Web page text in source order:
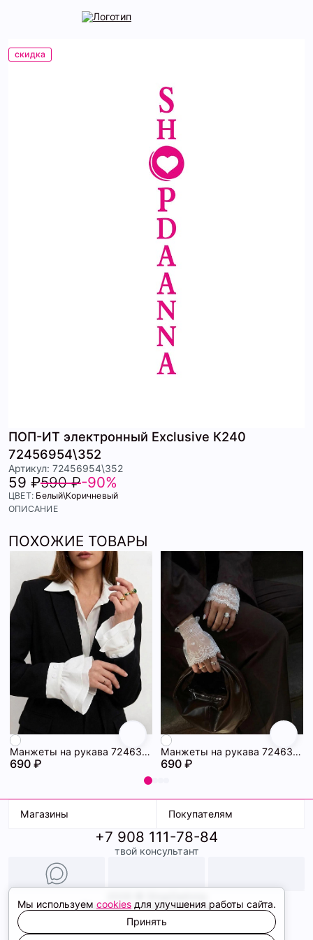
скидка
ПОП-ИТ электронный Exclusive К240
72456954\352
Артикул: 72456954\352
59 ₽590 ₽-90%
ЦВЕТ: Белый\Коричневый
ОПИСАНИЕ
ПОХОЖИЕ ТОВАРЫ
Манжеты на рукава 72463228\25
690 ₽
Манжеты на рукава 72463227\25
690 ₽
Магазины
ТК Терминал
ТРК Континент
Покупателям
Доставка
Условия оплаты
Образы
+7 908 111-78-84
твой консультант
Политика конфиденциальности
Соглашение cookie
Сайт создали
Мы используем cookies для улучшения работы сайта.
Принять